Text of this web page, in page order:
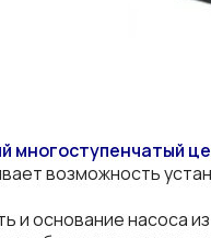
многоступенчатый
возможность
и основание насоса